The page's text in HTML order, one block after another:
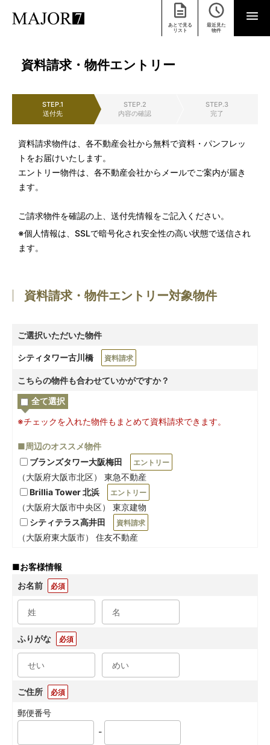
あとで見る
リスト
最近見た
物件
資料請求・物件エントリー
STEP.1
送付先
STEP.2
内容の確認
STEP.3
完了
資料請求物件は、各不動産会社から無料で資料・パンフレッ
トをお届けいたします。
エントリー物件は、各不動産会社からメールでご案内が届き
ます。
ご請求物件を確認の上、送付先情報をご記入ください。
※個人情報は、SSLで暗号化され安全性の高い状態で送信され
ます。
資料請求・物件エントリー対象物件
ご選択いただいた物件
シティタワー古川橋 資料請求
こちらの物件も合わせていかがですか？
全て選択
※チェックを入れた物件もまとめて資料請求できます。
■周辺のオススメ物件
ブランズタワー大阪梅田
エントリー
（大阪府大阪市北区） 東急不動産
Brillia Tower 北浜
エントリー
（大阪府大阪市中央区） 東京建物
シティテラス高井田
資料請求
（大阪府東大阪市） 住友不動産
■お客様情報
お名前
必須
ふりがな 必須
ご住所 必須
郵便番号
-